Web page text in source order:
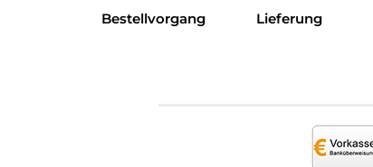
Bestellvorgang Lieferung